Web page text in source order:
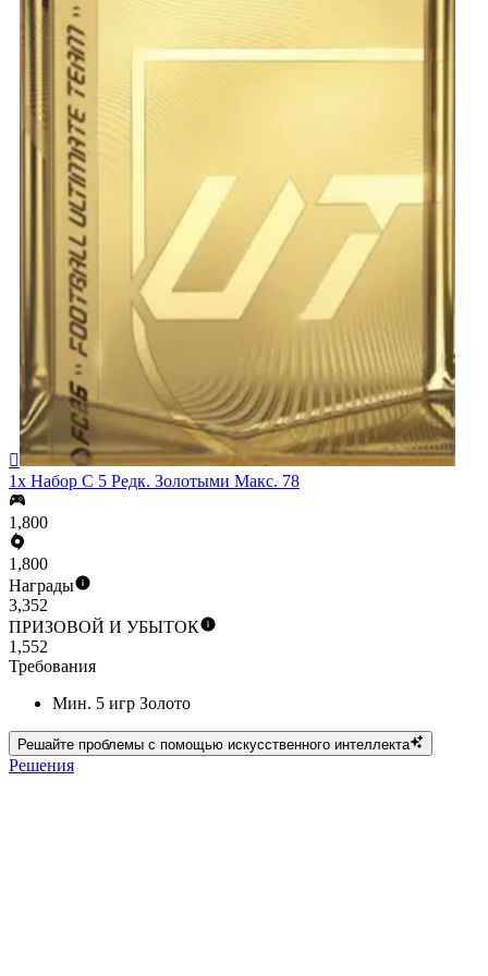

1x Набор С 5 Редк. Золотыми Макс. 78
1,800
1,800
Награды
3,352
ПРИЗОВОЙ И УБЫТОК
1,552
Требования
Мин. 5 игр Золото
Решайте проблемы с помощью искусственного интеллекта
Решения